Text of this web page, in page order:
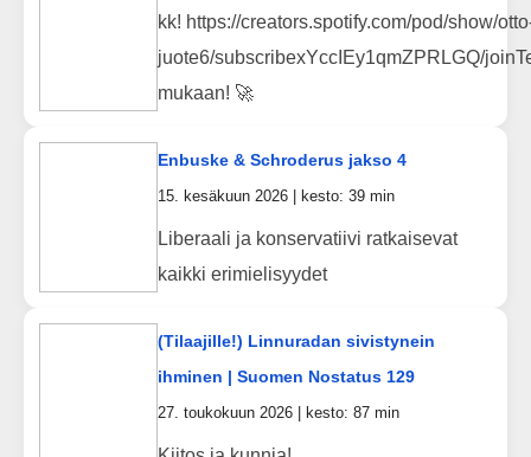
kk! https://creators.spotify.com/pod/show/
juote6/subscribexYccIEy1qmZPRLGQ/
mukaan! 🚀
Enbuske & Schroderus jakso 4
15. kesäkuun 2026 | kesto: 39 min
Liberaali ja konservatiivi ratkaisevat
kaikki erimielisyydet
(Tilaajille!) Linnuradan sivistynein
ihminen | Suomen Nostatus 129
27. toukokuun 2026 | kesto: 87 min